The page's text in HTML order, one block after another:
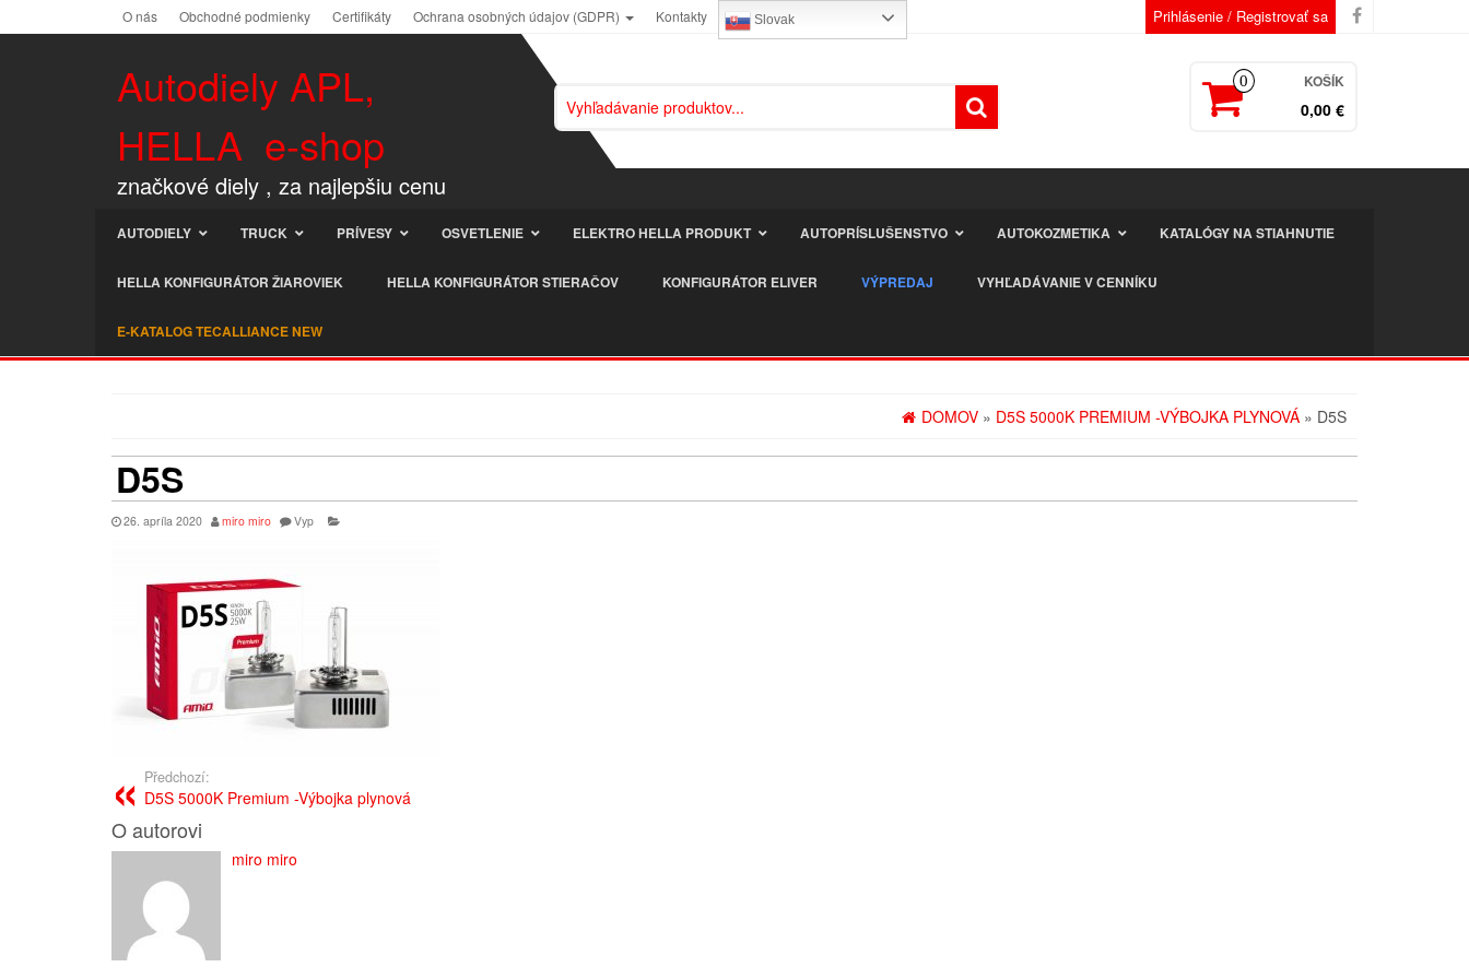
O nás Obchodné podmienky Certifikáty Ochrana osobných údajov (GDPR) Kontakty Slovak Prihlásenie / Registrovať sa
Autodiely APL,
HELLA e-shop
značkové diely , za najlepšiu cenu
0 KOŠÍK
0,00 €
AUTODIELY TRUCK PRÍVESY OSVETLENIE ELEKTRO HELLA PRODUKT AUTOPRÍSLUŠENSTVO AUTOKOZMETIKA KATALÓGY NA STIAHNUTIE
HELLA KONFIGURÁTOR ŽIAROVIEK HELLA KONFIGURÁTOR STIERAČOV KONFIGURÁTOR ELIVER VÝPREDAJ VYHĽADÁVANIE V CENNÍKU
E-KATALOG TECALLIANCE NEW
DOMOV » D5S 5000K PREMIUM -VÝBOJKA PLYNOVÁ » D5S
D5S
26. apríla 2020 miro miro Vyp
Předchozí:
D5S 5000K Premium -Výbojka plynová
O autorovi
miro miro